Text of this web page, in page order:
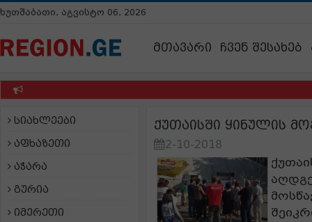
ხუთშაბათი, აგვისტო 06, 2026
მთავარი ჩვენ შესახებ
სიახლეები
აფხაზეთი
აჭარა
გურია
იმერეთი
ქუთაისში ყინულის
2-10-2018